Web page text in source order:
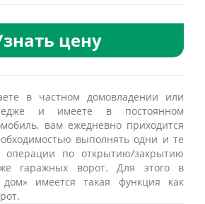
цену
в частном домовладении или
и имеете в постоянном
вам ежедневно приходится
выполнять одни и те
по открытию/закрытию
гаражных ворот. Для этого в
имеется такая функция как